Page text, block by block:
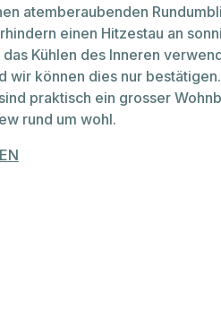
atemberaubenden
einen Hitzestau an
Kühlen des Inneren
wir können dies nur
praktisch ein grosser
rund um wohl.